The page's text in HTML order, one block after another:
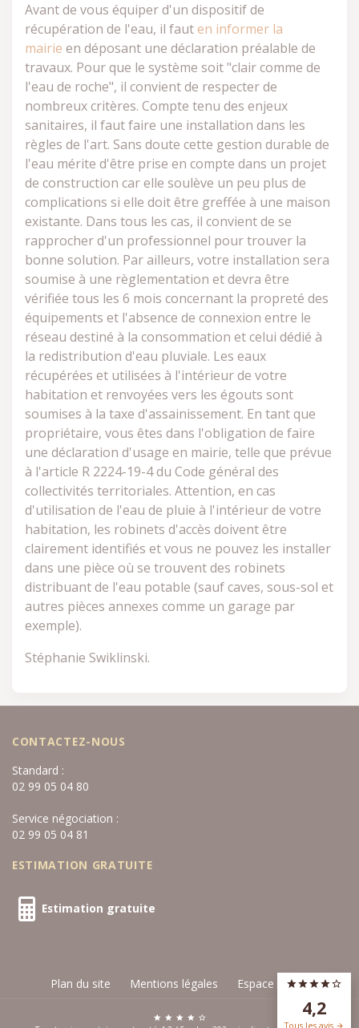
4,2
Tous les avis
Avant de vous équiper d'un dispositif de
récupération de l'eau, il fauten informer la
mairie en déposant une déclaration préalable de
travaux. Pour que le système soit "clair comme de
l'eau de roche", il convient de respecter de
nombreux critères. Compte tenu des enjeux
sanitaires, il faut faire une installation dans les
règles de l'art. Sans doute cette gestion durable de
l'eau mérite d'être prise en compte dans un projet
de construction car elle soulève un peu plus de
complications si elle doit être greffée à une maison
existante. Dans tous les cas, il convient de se
rapprocher d'un professionnel pour trouver la
bonne solution. Par ailleurs, votre installation sera
soumise à une règlementation et devra être
vérifiée tous les 6 mois concernant la propreté des
équipements et l'absence de connexion entre le
réseau destiné à la consommation et celui dédié à
la redistribution d'eau pluviale. Les eaux
récupérées et utilisées à l'intérieur de votre
habitation et renvoyées vers les égouts sont
soumises à la taxe d'assainissement. En tant que
propriétaire, vous êtes dans l'obligation de faire
une déclaration d'usage en mairie, telle que prévue
à l'article R 2224-19-4 du Code général des
collectivités territoriales. Attention, en cas
d'utilisation de l'eau de pluie à l'intérieur de votre
habitation, les robinets d'accès doivent être
clairement identifiés et vous ne pouvez les installer
dans une pièce où se trouvent des robinets
distribuant de l'eau potable (sauf caves, sous-sol et
autres pièces annexes comme un garage par
exemple).
Stéphanie Swiklinski.
CONTACTEZ-NOUS
Standard :
02 99 05 04 80
Service négociation :
02 99 05 04 81
ESTIMATION GRATUITE
Estimation gratuite
Plan du site Mentions légales Espace privé